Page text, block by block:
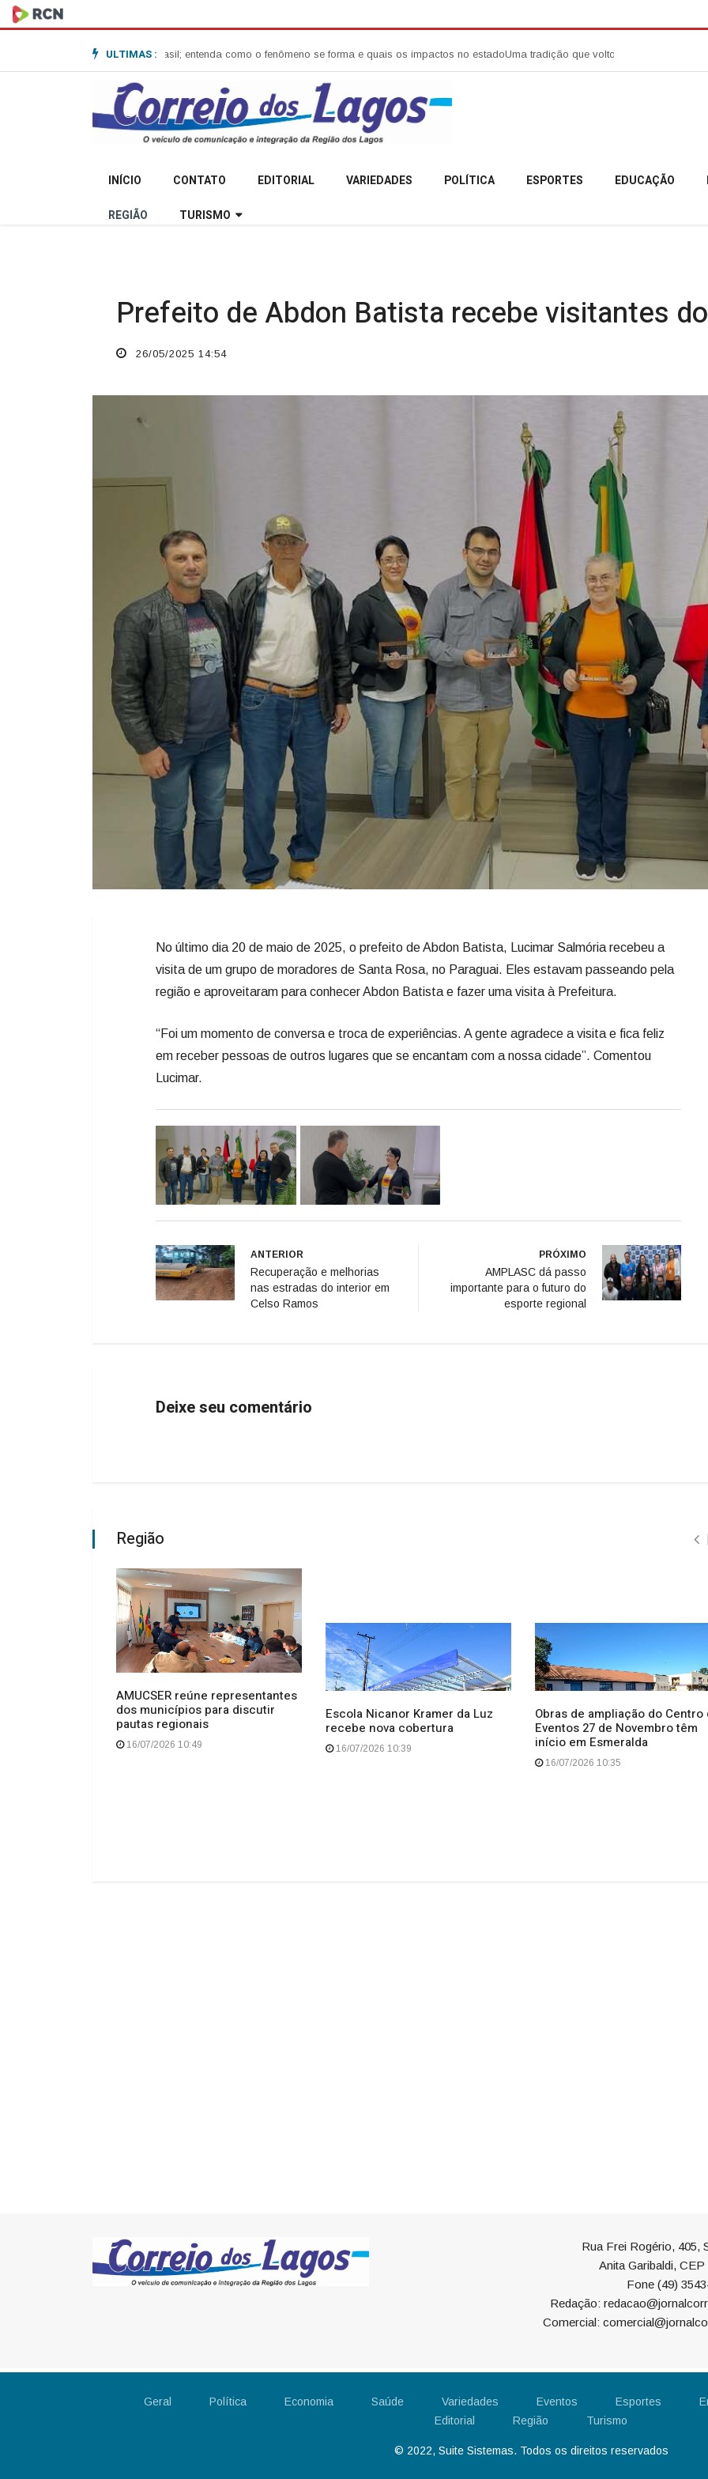
ULTIMAS :
bomba no Sul do Brasil; entenda como o fenômeno se forma e quais os impactos no estadoUma tradição que voltou a reunir a comunidade
INÍCIO CONTATO EDITORIAL VARIEDADES POLÍTICA ESPORTES EDUCAÇÃO
REGIÃO TURISMO
Prefeito de Abdon Batista recebe visitantes
26/05/2025 14:54
No último dia 20 de maio de 2025, o prefeito de Abdon Batista, Lucimar Salmória recebeu a
visita de um grupo de moradores de Santa Rosa, no Paraguai. Eles estavam passeando pela
região e aproveitaram para conhecer Abdon Batista e fazer uma visita à Prefeitura.
“Foi um momento de conversa e troca de experiências. A gente agradece a visita e fica feliz
em receber pessoas de outros lugares que se encantam com a nossa cidade”. Comentou
Lucimar.
ANTERIOR
Recuperação e melhorias
nas estradas do interior em
Celso Ramos
PRÓXIMO
AMPLASC dá passo
importante para o futuro do
esporte regional
Deixe seu comentário
Região
AMUCSER reúne representantes
dos municípios para discutir
pautas regionais
16/07/2026 10:49
Escola Nicanor Kramer da Luz
recebe nova cobertura
16/07/2026 10:39
Obras de ampliação do Centro
Eventos 27 de Novembro têm
início em Esmeralda
16/07/2026 10:35
Rua Frei Rogério, 405,
Anita Garibaldi,
Fone (49)
Redação:
Comercial:
Geral Política Economia Saúde Variedades Eventos Esportes
Editorial
Região Turismo
© 2022, Suite Sistemas. Todos os direitos reservados